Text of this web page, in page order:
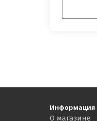
Информация
О магазине